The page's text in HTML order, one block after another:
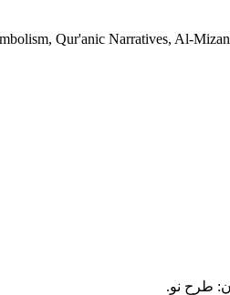
Qur'anic Narratives, Al-
طرح نو.